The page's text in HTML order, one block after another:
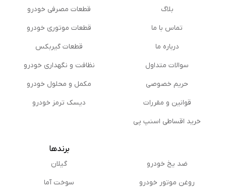
بلاگ
تماس با ما
درباره ما
سوالات متداول
حریم خصوصی
قوانین و مقررات
خرید اقساطی اسنپ پی
قطعات مصرفی خودرو
قطعات موتوری خودرو
قطعات گیربکس
نظافت و نگهداری خودرو
مكمل و محلول خودرو
دیسک ترمز خودرو
ضد یخ خودرو
روغن موتور خودرو
برندها
گیلان
سوخت آما